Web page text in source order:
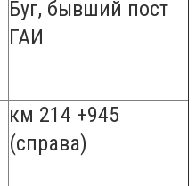
Буг, бывший пост
ГАИ
км 214 +945
(справа)